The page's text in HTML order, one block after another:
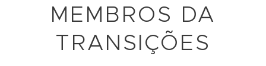
MEMBROS DA
TRANSIÇÕES